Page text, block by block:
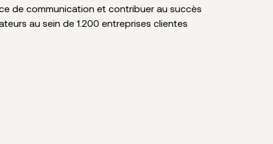
de communication et contribuer au succès
au sein de 1.200 entreprises clientes